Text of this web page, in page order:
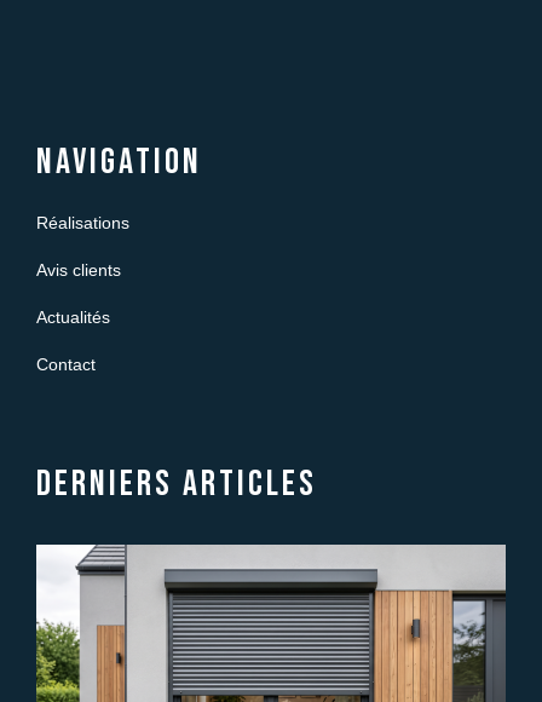
Navigation
Réalisations
Avis clients
Actualités
Contact
Derniers articles